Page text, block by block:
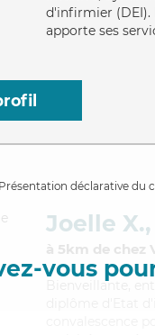
d'infirmier (DEI).
apporte ses
Présentation déclarative du
vous
Joelle X.,
à 5km de chez
Bienveillante
,
diplôme d'Etat